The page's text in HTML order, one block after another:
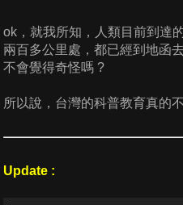
ok，就我所知，人類目前到達
兩百多公里處，都已經到地函
不會覺得奇怪嗎 ?
所以說，台灣的科普教育真的
Update :